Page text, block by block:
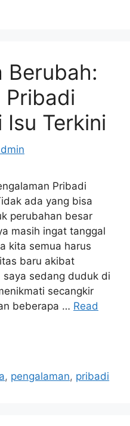
Berubah:
Pribadi
Terkini
Pribadi
ada yang bisa
perubahan besar
masih ingat tanggal
kita semua harus
baru akibat
sedang duduk di
secangkir
beberapa … Read
, pengalaman, pribadi